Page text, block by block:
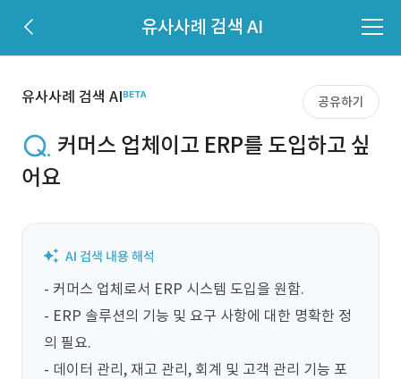
유사사례 검색 AI
유사사례 검색 AI 공유하기
커머스 업체이고 ERP를 도입하고 싶
어요
- 커머스 업체로서 ERP 시스템 도입을 원함.
- ERP 솔루션의 기능 및 요구 사항에 대한 명확한 정
의 필요.
- 데이터 관리, 재고 관리, 회계 및 고객 관리 기능 포